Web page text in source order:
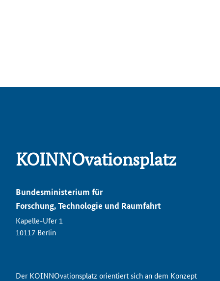
KOINNOvationsplatz
Bundesministerium für
Forschung, Technologie und Raumfahrt
Kapelle-Ufer 1
10117 Berlin
Der KOINNOvationsplatz orientiert sich an dem Konzept